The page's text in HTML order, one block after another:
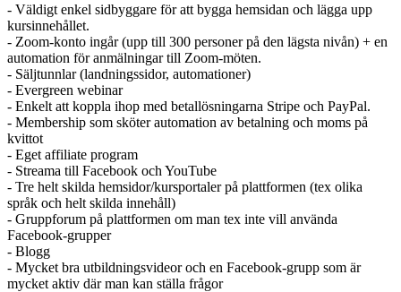
- Väldigt enkel sidbyggare för att bygga hemsidan och lägga upp
kursinnehållet.
- Zoom-konto ingår (upp till 300 personer på den lägsta nivån) + en
automation för anmälningar till Zoom-möten.
- Säljtunnlar (landningssidor, automationer)
- Evergreen webinar
- Enkelt att koppla ihop med betallösningarna Stripe och PayPal.
- Membership som sköter automation av betalning och moms på
kvittot
- Eget affiliate program
- Streama till Facebook och YouTube
- Tre helt skilda hemsidor/kursportaler på plattformen (tex olika
språk och helt skilda innehåll)
- Gruppforum på plattformen om man tex inte vill använda
Facebook-grupper
- Blogg
- Mycket bra utbildningsvideor och en Facebook-grupp som är
mycket aktiv där man kan ställa frågor